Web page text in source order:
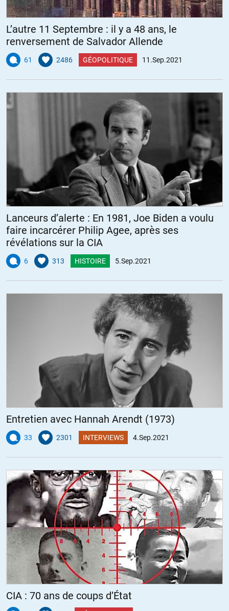
L’autre 11 Septembre : il y a 48 ans, le
renversement de Salvador Allende
61 2486 GÉOPOLITIQUE 11.Sep.2021
Lanceurs d’alerte : En 1981, Joe Biden a voulu
faire incarcérer Philip Agee, après ses
révélations sur la CIA
6 313 HISTOIRE 5.Sep.2021
Entretien avec Hannah Arendt (1973)
33 2301 INTERVIEWS 4.Sep.2021
CIA : 70 ans de coups d’État